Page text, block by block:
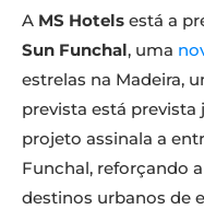
A MS Hotels está a
Sun Funchal, uma
estrelas na Madeira,
prevista está prevista
projeto assinala a
Funchal, reforçando
destinos urbanos de